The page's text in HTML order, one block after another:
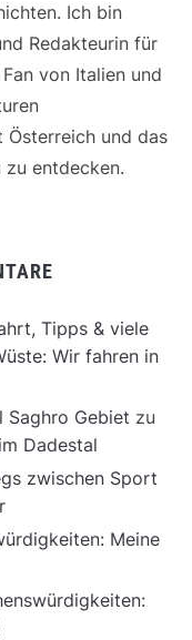
Ich bin
Redakteurin für
von Italien und
Österreich und das
entdecken.
Tipps & viele
Wir fahren in
Saghro Gebiet zu
Dadestal
zwischen Sport
Meine